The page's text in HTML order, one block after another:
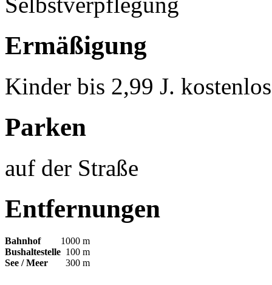
Ermäßigung
Kinder bis 2,99 J.
Parken
auf der Straße
Entfernungen
Bahnhof
1000 m
Bushaltestelle 100 m
See / Meer
300 m